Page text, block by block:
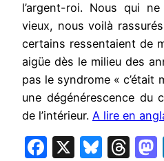
l’argent-roi. Nous qui
vieux, nous voilà
certains ressentaient de
aigüe dès le milieu des
pas le syndrome « c’était
une dégénérescence du
de l’intérieur. A lire en
Facebook
X